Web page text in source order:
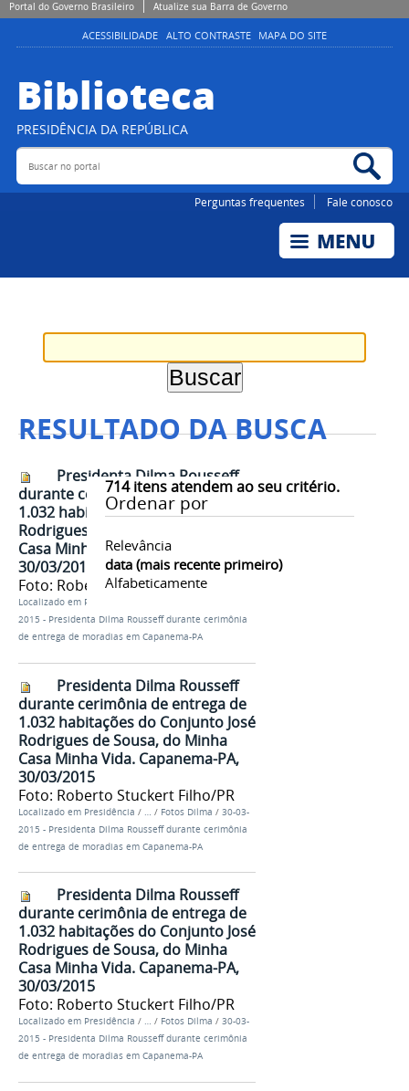
Portal do Governo Brasileiro Atualize sua Barra de Governo
ACESSIBILIDADE ALTO CONTRASTE MAPA DO SITE
Biblioteca
PRESIDÊNCIA DA REPÚBLICA
Buscar no portal
Perguntas frequentes Fale conosco
RESULTADO DA BUSCA
714itens atendem ao seu critério.
Ordenar por
Relevância
data (mais recente primeiro)
Alfabeticamente
Presidenta Dilma Rousseff
durante cerimônia de entrega de
1.032 habitações do Conjunto José
Rodrigues de Sousa, do Minha
Casa Minha Vida. Capanema-PA,
30/03/2015
Foto: Roberto Stuckert Filho/PR
Localizado em Presidência
2015 - Presidenta Dilma Rousseff durante cerimônia
de entrega de moradias em Capanema-PA
Presidenta Dilma Rousseff
durante cerimônia de entrega de
1.032 habitações do Conjunto José
Rodrigues de Sousa, do Minha
Casa Minha Vida. Capanema-PA,
30/03/2015
Foto: Roberto Stuckert Filho/PR
Localizado em Presidência / / Fotos Dilma / 30-03-
2015 - Presidenta Dilma Rousseff durante cerimônia
de entrega de moradias em Capanema-PA
Presidenta Dilma Rousseff
durante cerimônia de entrega de
1.032 habitações do Conjunto José
Rodrigues de Sousa, do Minha
Casa Minha Vida. Capanema-PA,
30/03/2015
Foto: Roberto Stuckert Filho/PR
Localizado em Presidência / … / Fotos Dilma / 30-03-
2015 - Presidenta Dilma Rousseff durante cerimônia
de entrega de moradias em Capanema-PA